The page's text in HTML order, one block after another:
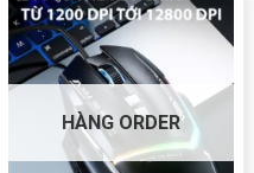
HÀNG ORDER